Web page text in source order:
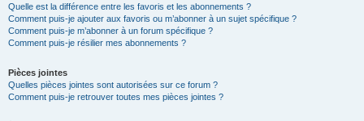
Quelle est la différence entre les favoris et les abonnements ?
Comment puis-je ajouter aux favoris ou m’abonner à un sujet spécifique ?
Comment puis-je m’abonner à un forum spécifique ?
Comment puis-je résilier mes abonnements ?
Pièces jointes
Quelles pièces jointes sont autorisées sur ce forum ?
Comment puis-je retrouver toutes mes pièces jointes ?